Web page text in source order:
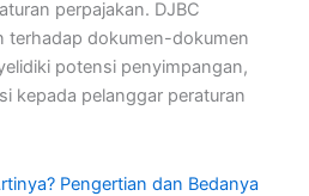
perpajakan. DJBC
terhadap dokumen-dokumen
potensi penyimpangan,
kepada pelanggar peraturan
Pengertian dan Bedanya